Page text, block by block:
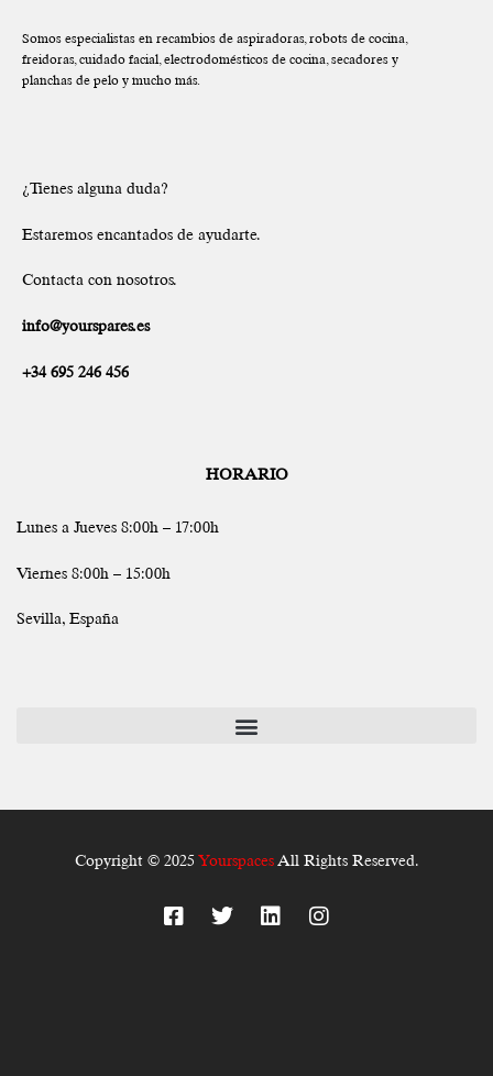
Somos especialistas en recambios de aspiradoras, robots de cocina,
freidoras, cuidado facial, electrodomésticos de cocina, secadores y
planchas de pelo y mucho más.
¿Tienes alguna duda?
Estaremos encantados de ayudarte.
Contacta con nosotros.
info@yourspares.es
+34 695 246 456
HORARIO
Lunes a Jueves 8:00h – 17:00h
Viernes 8:00h – 15:00h
Sevilla, España
Copyright © 2025 YourspacesAll Rights Reserved.